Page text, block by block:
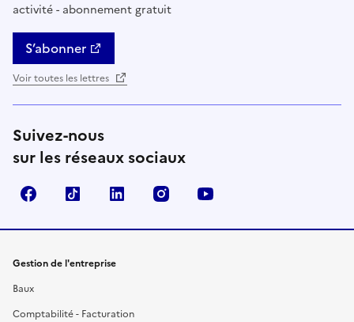
activité - abonnement gratuit
S’abonner
Voir toutes les lettres
Suivez-nous
sur les réseaux sociaux
FacebookTikTok Linkedin Instagram
Gestion de l'entreprise
Baux
Comptabilité - Facturation